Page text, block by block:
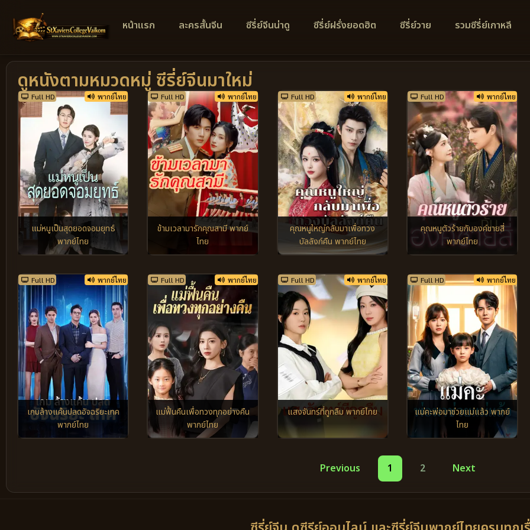
หน้าแรก ละครสั้นจีน ซีรี่ย์จีนน่าดู ซีรี่ย์ฝรั่งยอดฮิต ซีรี่ย์วาย รวมซีรี่ย์เกาหลี
ดูหนังตามหมวดหมู่ ซีรี่ย์จีนมาใหม่
Full HD พากย์ไทย
แม่หนูเป็นสุดยอดจอมยุทธ์
พากย์ไทย
Full HD พากย์ไทย
ข้ามเวลามารักคุณสามี พากย์
ไทย
Full HD พากย์ไทย
คุณหนูใหญ่กลับมาเพื่อทวง
บัลลังก์คืน พากย์ไทย
Full HD พากย์ไทย
คุณหนูตัวร้ายกับองค์ชายสี่
พากย์ไทย
Full HD พากย์ไทย
เกมล้างแค้นปลดอัจฉริยะเทค
พากย์ไทย
Full HD พากย์ไทย
แม่ฟื้นคืนเพื่อทวงทุกอย่างคืน
พากย์ไทย
Full HD พากย์ไทย
แสงจันทร์ที่ถูกลืม พากย์ไทย
Full HD พากย์ไทย
แม่คะพ่อมาช่วยแม่แล้ว พากย์
ไทย
Previous 1 2 Next